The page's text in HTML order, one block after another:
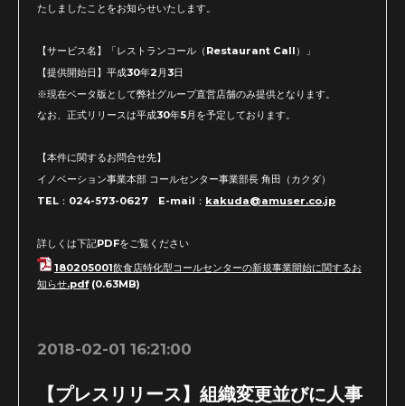
たしましたことをお知らせいたします。
【サービス名】「レストランコール（ Restaurant Call ）」
【提供開始日】平成30年2 月3日
※現在ベータ版として弊社グループ直営店舗のみ提供となります。
なお、正式リリースは平成30年5月を予定しております。
【本件に関するお問合せ先】
イノベーション事業本部 コールセンター事業部長 角田（カクダ）
TEL ： 024-573-0627 E-mail ： kakuda@amuser.co.jp
詳しくは下記PDFをご覧ください
180205001飲食店特化型コールセンターの新規事業開始に関するお
知らせ.pdf (0.63MB)
2018-02-01 16:21:00
【プレスリリース】組織変更並びに人事